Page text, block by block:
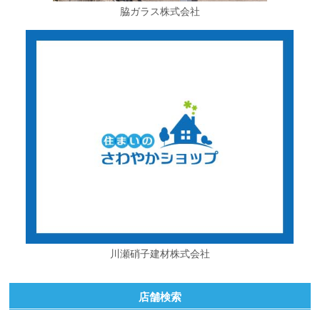
脇ガラス株式会社
川瀬硝子建材株式会社
店舗検索